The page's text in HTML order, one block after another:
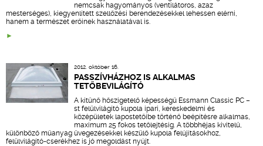
nemcsak hagyományos (ventilátoros, azaz
mesterséges), kiegyenlített szellőzési berendezésekkel lehessen elérni,
hanem a természet erőinek használatával is.
2012. október 16.
PASSZÍVHÁZHOZ IS ALKALMAS
TETŐBEVILÁGÍTÓ
A kitűnő hőszigetelő képességű Essmann Classic PC –
st felülvilágító kupola ipari, kereskedelmi és
középületek lapostetőibe történő beépítésre alkalmas,
maximum 25 fokos tetőlejtésig. A többhéjas kivitelű,
különböző műanyag üvegezésekkel készülő kupola felújításokhoz,
felülvilágító-cserékhez is jó megoldást nyújt.